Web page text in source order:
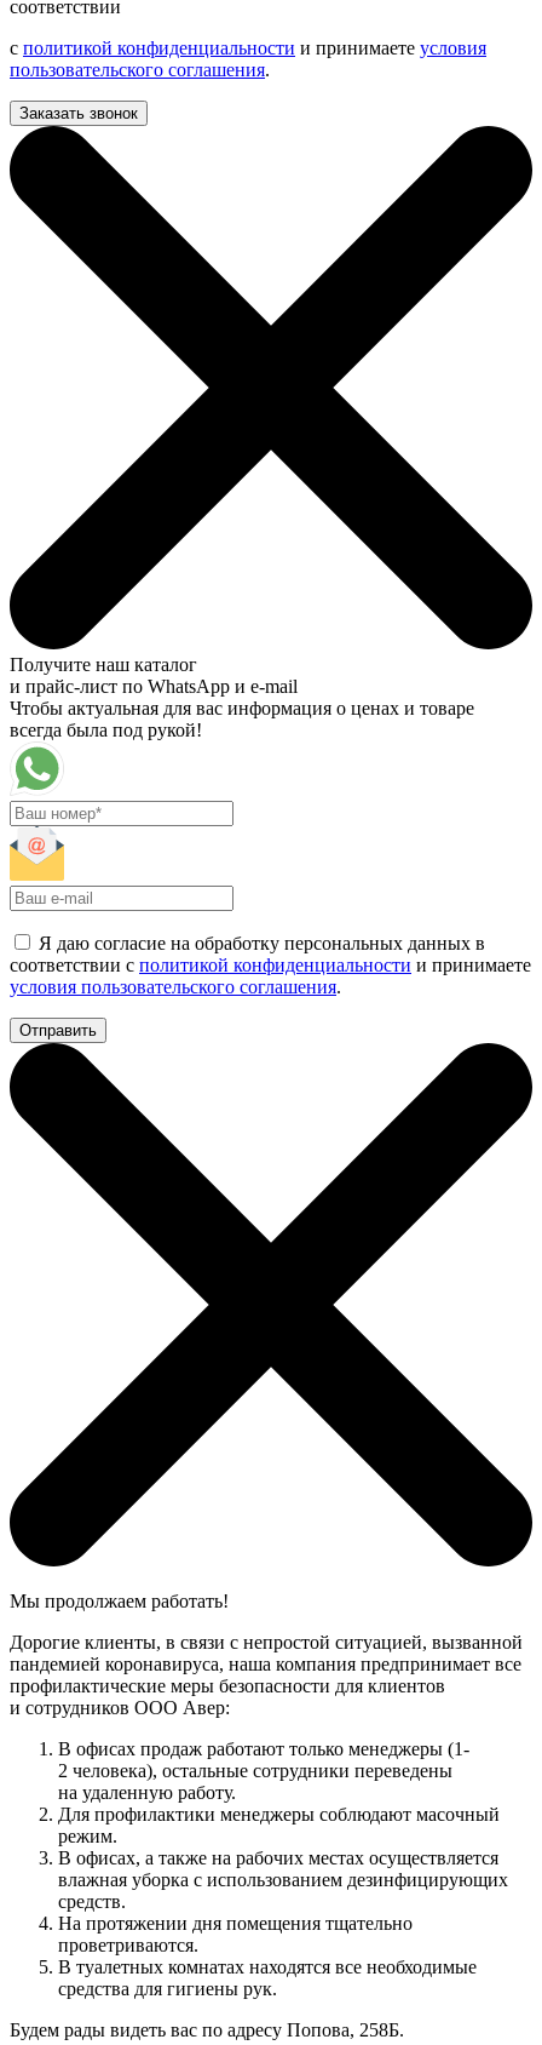
соответствии
с политикой конфиденциальности и принимаете условия
пользовательского соглашения.
Заказать звонок
Получите наш каталог
и прайс-лист по WhatsApp и e-mail
Чтобы актуальная для вас информация о ценах и товаре
всегда была под рукой!
Я даю согласие на обработку персональных данных в
соответствии с политикой конфиденциальности и принимаете
условия пользовательского соглашения.
Мы продолжаем работать!
Дорогие клиенты, в связи с непростой ситуацией, вызванной
пандемией коронавируса, наша компания предпринимает все
профилактические меры безопасности для клиентов
и сотрудников ООО Авер:
В офисах продаж работают только менеджеры (1-
2 человека), остальные сотрудники переведены
на удаленную работу.
Для профилактики менеджеры соблюдают масочный
режим.
В офисах, а также на рабочих местах осуществляется
влажная уборка с использованием дезинфицирующих
средств.
На протяжении дня помещения тщательно
проветриваются.
В туалетных комнатах находятся все необходимые
средства для гигиены рук.
Будем рады видеть вас по адресу Попова, 258Б.